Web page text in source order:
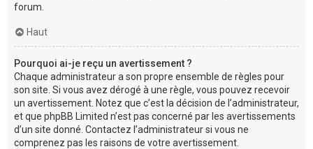
forum.
Haut
Pourquoi ai-je reçu un avertissement ?
Chaque administrateur a son propre ensemble de règles pour
son site. Si vous avez dérogé à une règle, vous pouvez recevoir
un avertissement. Notez que c’est la décision de l’administrateur,
et que phpBB Limited n’est pas concerné par les avertissements
d’un site donné. Contactez l’administrateur si vous ne
comprenez pas les raisons de votre avertissement.